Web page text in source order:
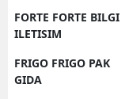
FORTE FORTE BILGI
ILETISIM
FRIGO FRIGO PAK
GIDA